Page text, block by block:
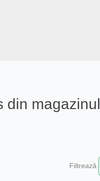
din magazinul
Filtrează